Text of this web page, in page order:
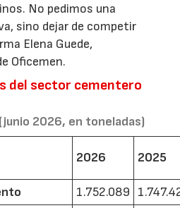
No pedimos una
sino dejar de competir
Elena Guede,
Oficemen.
del sector cementero
2026, en toneladas)
2026 2025
1.752.089